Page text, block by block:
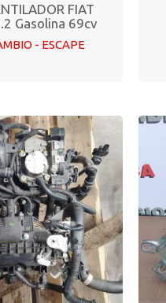
FIAT
Gasolina 69cv
- ESCAPE